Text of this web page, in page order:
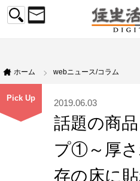
ホーム webニュース/コラム
Pick Up 2019.06.03
話題の商
プ①～厚
存の床に